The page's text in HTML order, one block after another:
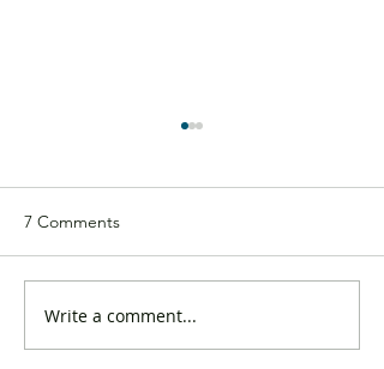
"Proactively flexible,
Innovative and pragmatic"
7 Comments
Write a comment...